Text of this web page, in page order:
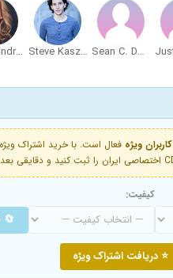
Sean C. Dwyer
Steve Kaszas
Emily Kindred
کاربران ویژه
کیفیت:
🔄
⭐ دریافت اشتراک ویژه